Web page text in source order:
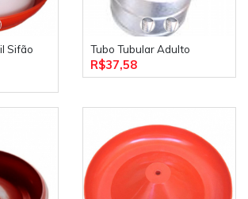
Tubo Tubular Adulto
R$37,58